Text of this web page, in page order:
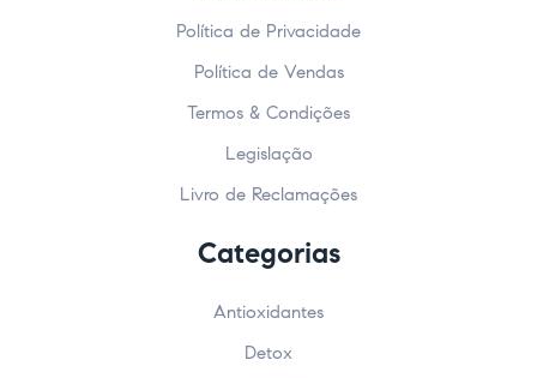
Política de Privacidade
Política de Vendas
Termos & Condições
Legislação
Livro de Reclamações
Categorias
Antioxidantes
Detox